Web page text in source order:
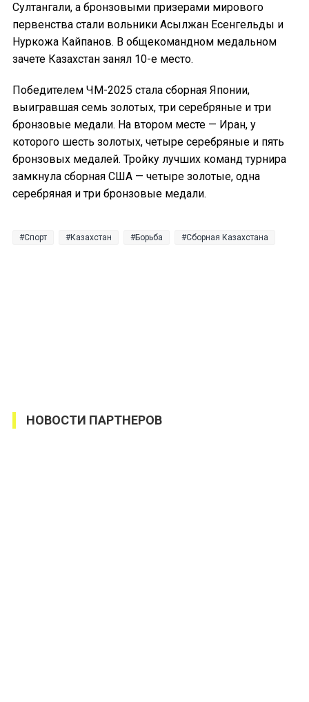
Султангали, а бронзовыми призерами мирового
первенства стали вольники Асылжан Есенгельды и
Нуркожа Кайпанов. В общекомандном медальном
зачете Казахстан занял 10-е место.
Победителем ЧМ-2025 стала сборная Японии,
выигравшая семь золотых, три серебряные и три
бронзовые медали. На втором месте — Иран, у
которого шесть золотых, четыре серебряные и пять
бронзовых медалей. Тройку лучших команд турнира
замкнула сборная США — четыре золотые, одна
серебряная и три бронзовые медали.
Спорт Казахстан Борьба Сборная Казахстана
НОВОСТИ ПАРТНЕРОВ